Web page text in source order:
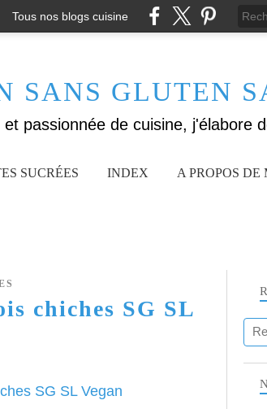
Tous nos blogs cuisine
SANS GLUTEN
SUCRÉES INDEX A PROPOS DE
chiches SG SL